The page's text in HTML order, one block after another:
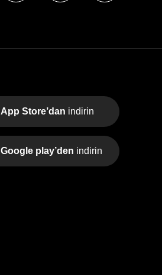
App Store’dan indirin
Google play’den indirin